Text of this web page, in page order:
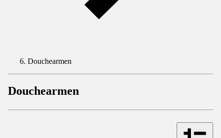
Douchearmen
Douchearmen